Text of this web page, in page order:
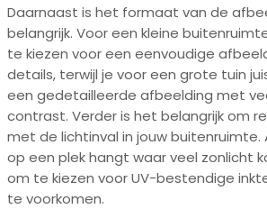
Daarnaast is het formaat van de
belangrijk. Voor een kleine
te kiezen voor een eenvoudige
details, terwijl je voor een grote tuin
een gedetailleerde afbeelding met
contrast. Verder is het belangrijk om
met de lichtinval in jouw buitenruimte.
op een plek hangt waar veel zonlicht
om te kiezen voor UV-bestendige
te voorkomen.